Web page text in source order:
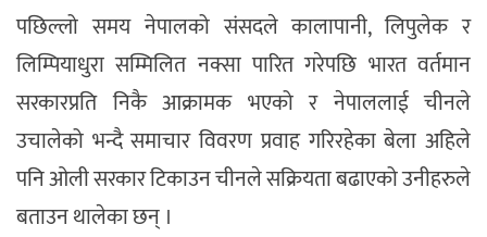
पछिल्लो समय नेपालको संसदले कालापानी, लिपुलेक र
लिम्पियाधुरा सम्मिलित नक्सा पारित गरेपछि भारत वर्तमान
सरकारप्रति निकै आक्रामक भएको र नेपाललाई चीनले
उचालेको भन्दै समाचार विवरण प्रवाह गरिरहेका बेला अहिले
पनि ओली सरकार टिकाउन चीनले सक्रियता बढाएको उनीहरुले
बताउन थालेका छन् ।